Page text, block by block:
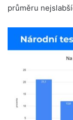
průměru